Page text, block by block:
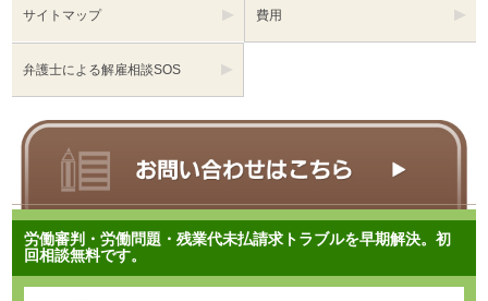
サイトマップ 費用
弁護士による解雇相談SOS
労働審判・労働問題・残業代未払請求トラブルを早期解決。初
回相談無料です。